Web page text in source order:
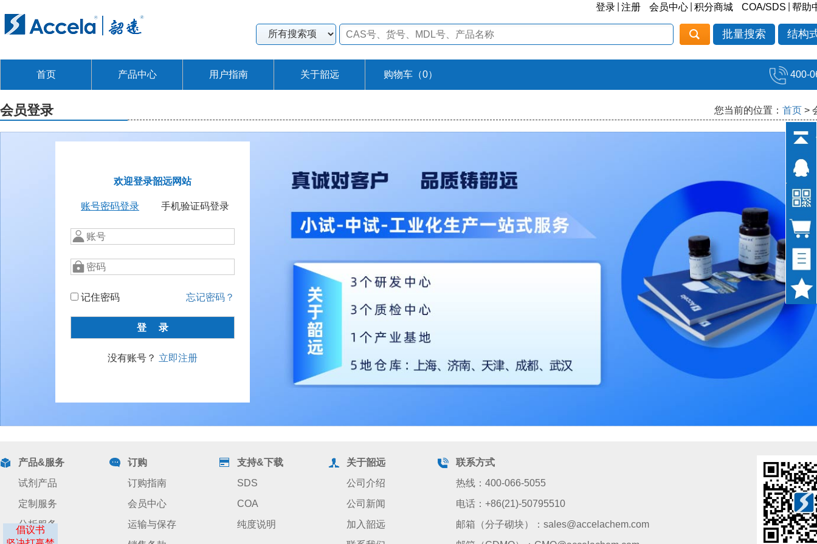
登录 注册 会员中心 积分商城 COA/SDS 帮助
批量搜索 结构
首页 产品中心 用户指南 关于韶远 购物车（0） 400-
倡议书
会员登录 您当前的位置： 首页 >
欢迎登录韶远网站
账号密码登录 手机验证码登录
记住密码 忘记密码？
没有账号？ 立即注册
产品&服务
试剂产品
定制服务
分析服务
订购
订购指南
会员中心
运输与保存
支持&下载
SDS
COA
纯度说明
关于韶远
公司介绍
公司新闻
加入韶远
联系方式
热线：400-066-5055
电话：+86(21)-50795510
邮箱（分子砌块）：sales@accelachem.com